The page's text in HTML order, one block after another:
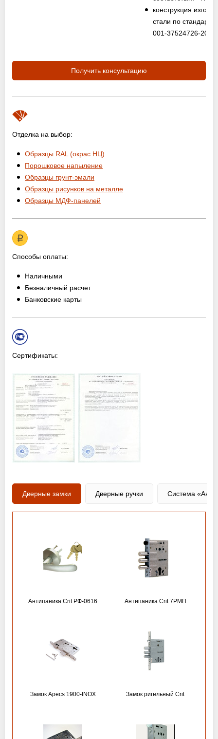
конструкция
стали по
001-37524726-2012
Получить консультацию
Отделка на выбор:
Образцы RAL (окрас НЦ)
Порошковое напыление
Образцы грунт-эмали
Образцы рисунков на металле
Образцы МДФ-панелей
Способы оплаты:
Наличными
Безналичный расчет
Банковские карты
Сертификаты:
Дверные замки Дверные ручки Система
Антипаника Crit РФ-0616 Антипаника Crit 7РМП
Замок Apecs 1900-INOX Замок ригельный Crit